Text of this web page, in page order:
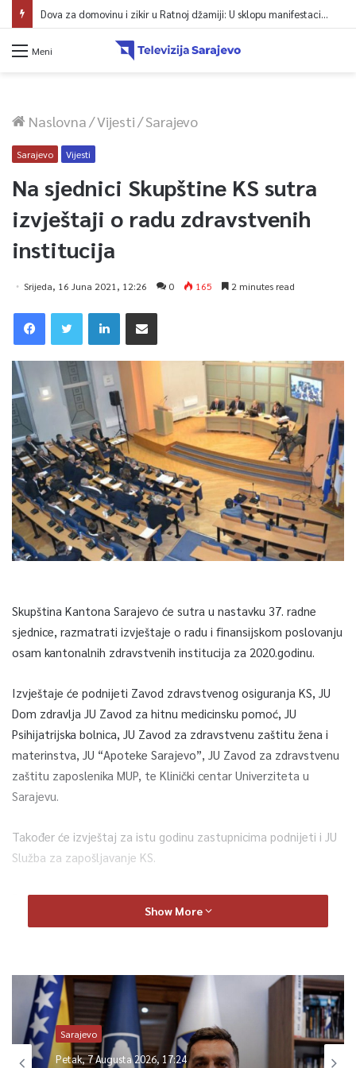
Dova za domovinu i zikir u Ratnoj džamiji: U sklopu manifestacije „Odbrana BiH – Igman 2026“ odana počast herojima
Meni
Naslovna/Vijesti/Sarajevo
Sarajevo Vijesti
Na sjednici Skupštine KS sutra
izvještaji o radu zdravstvenih
institucija
Srijeda, 16 Juna 2021, 12:26 0 165 2 minutes read
Skupština Kantona Sarajevo će sutra u nastavku 37. radne
sjednice, razmatrati izvještaje o radu i finansijskom poslovanju
osam kantonalnih zdravstvenih institucija za 2020.godinu.
Izvještaje će podnijeti Zavod zdravstvenog osiguranja KS, JU
Dom zdravlja JU Zavod za hitnu medicinsku pomoć, JU
Psihijatrijska bolnica, JU Zavod za zdravstvenu zaštitu žena i
materinstva, JU “Apoteke Sarajevo”, JU Zavod za zdravstvenu
zaštitu zaposlenika MUP, te Klinički centar Univerziteta u
Sarajevu.
Također će izvještaj za istu godinu zastupnicima podnijeti i JU
Služba za zapošljavanje KS.
Po završetku te sjednica, bit će održana i 38.sjednica Skupštine
KS, a na dnevnom redu će, osim informacije o epidemiološkoj
odluke o potvrđivanju rješenja o razrješenju ministrice za
pravdu i upravu Lejle Brčić ali i imenovanju nove, a za tu
funkciju je predložena Darja Softić-Kadenić.
Pred zastupnicima će biti i donošenje Odluke o davanju
Show More
Sarajevo
Petak, 7 Augusta 2026, 17:24